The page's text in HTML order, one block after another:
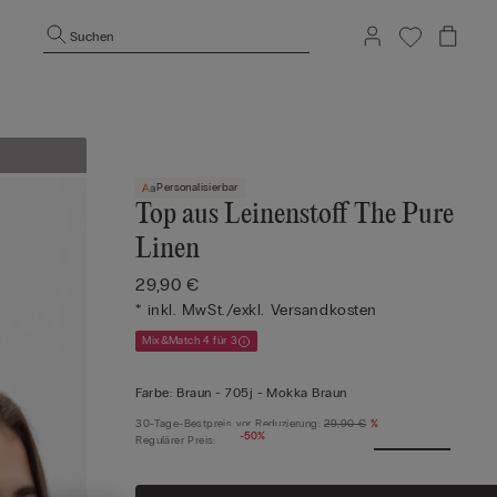
Suchen
Personalisierbar
Top aus Leinenstoff The Pure
Linen
29,90 €
* inkl. MwSt./exkl. Versandkosten
Mix&Match 4 für 3
Farbe: Braun -705j - Mokka Braun
-50%
30-Tage-Bestpreis vor Reduzierung: 29,90 € %
Regulärer Preis: